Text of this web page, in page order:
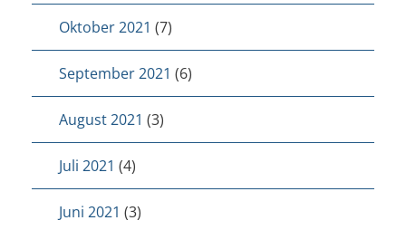
Oktober 2021 (7)
September 2021 (6)
August 2021 (3)
Juli 2021 (4)
Juni 2021 (3)